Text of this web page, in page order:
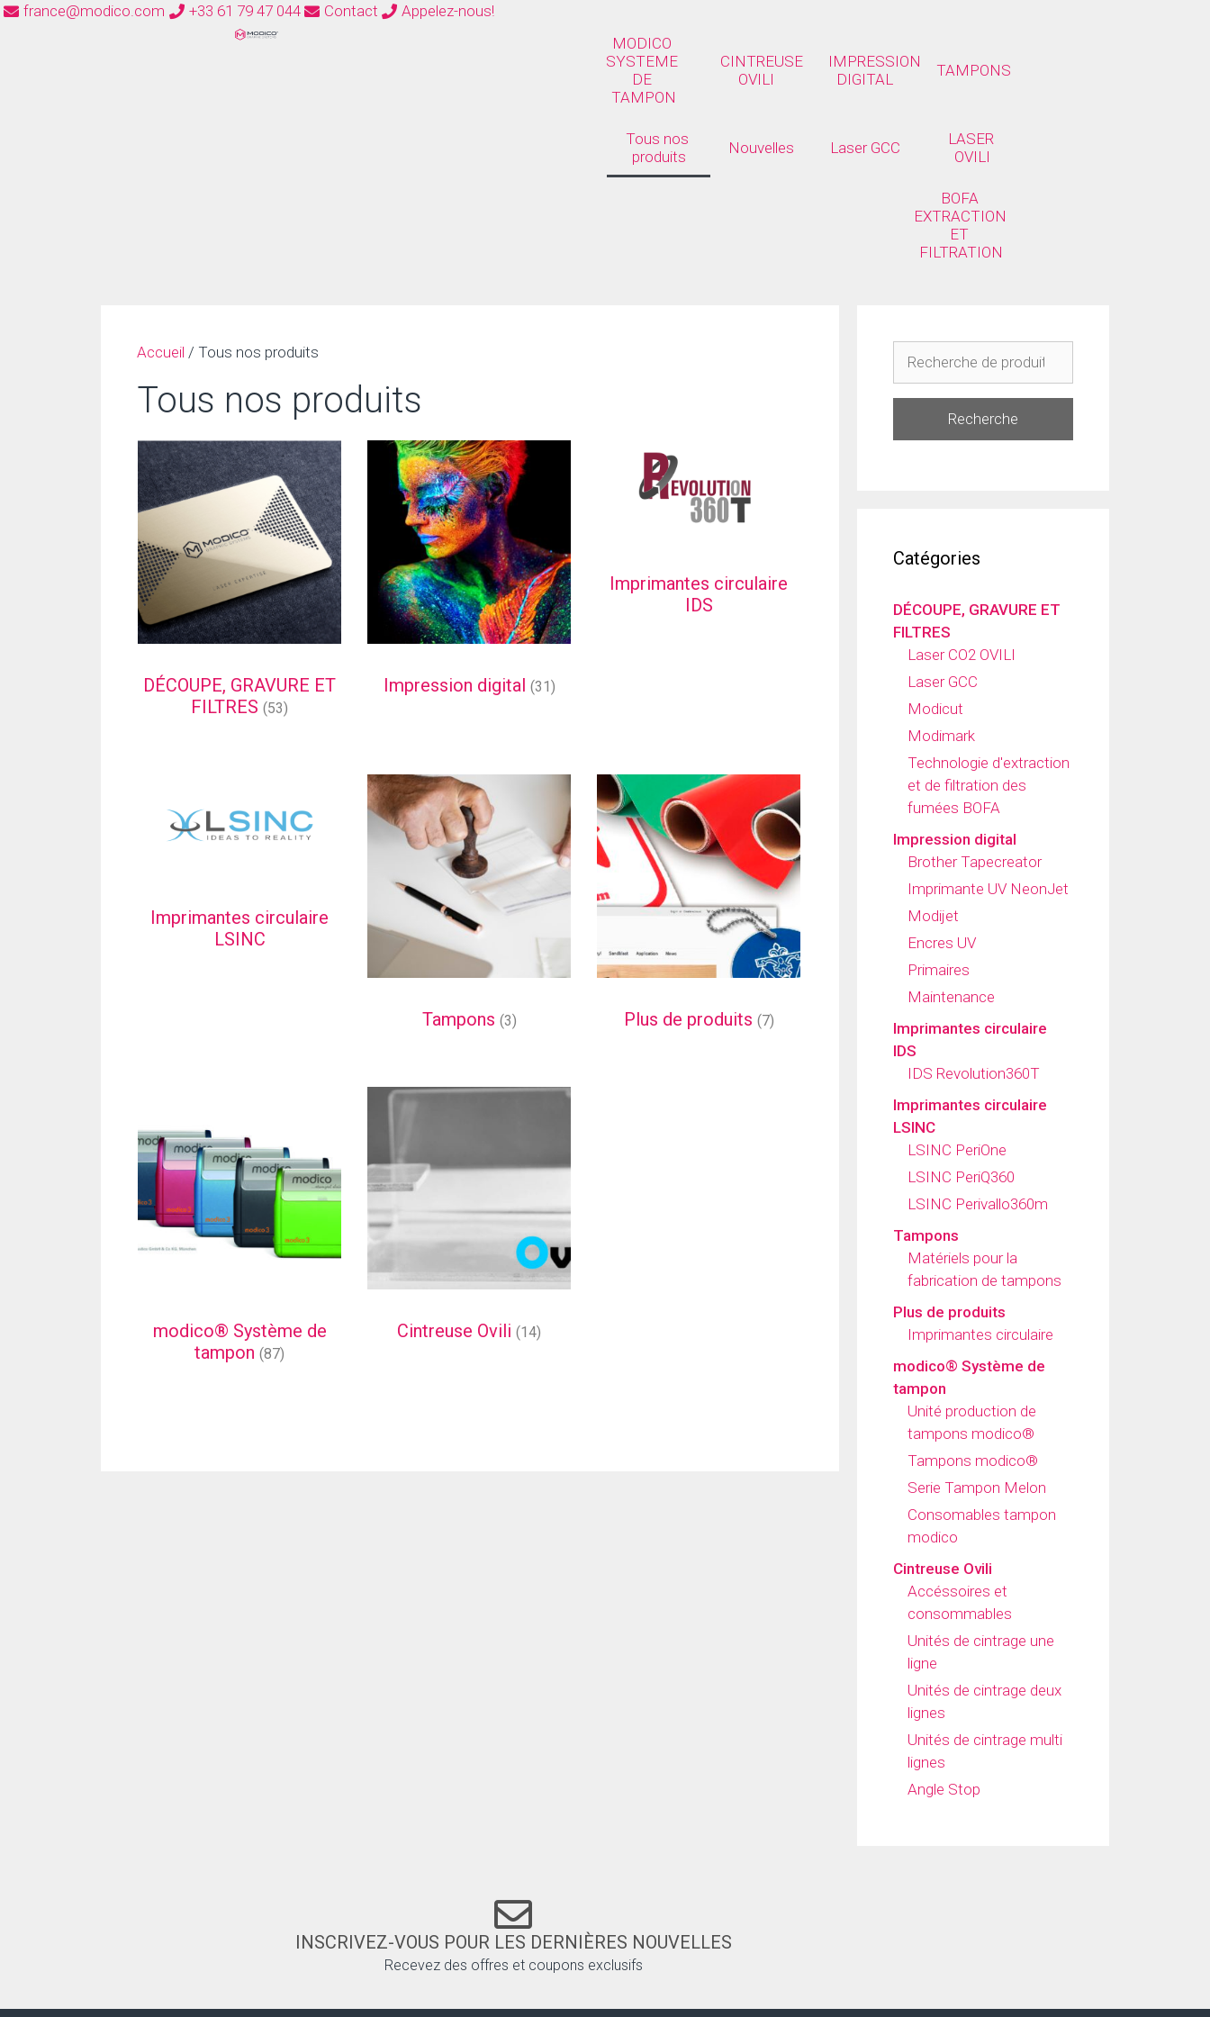
france@modico.com +33 61 79 47 044 Contact
Appelez-nous!
MODICO
SYSTEME
DE
TAMPON
CINTREUSE
OVILI
IMPRESSION
DIGITAL
TAMPONS
Tous nos
produits
Nouvelles Laser GCC
LASER
OVILI
BOFA
EXTRACTION
ET
FILTRATION
Accueil / Tous nos produits
Tous nos produits
DÉCOUPE, GRAVURE ET
FILTRES(53)
Impression digital (31)
Imprimantes circulaire
IDS
Imprimantes circulaire
LSINC
Tampons (3) Plus de produits (7)
modico® Système de
tampon(87)
Cintreuse Ovili(14)
Recherche
Catégories
DÉCOUPE, GRAVURE ET
FILTRES
Laser CO2 OVILI
Laser GCC
Modicut
Modimark
Technologie d'extraction
et de filtration des
fumées BOFA
Impression digital
Brother Tapecreator
Imprimante UV NeonJet
Modijet
Encres UV
Primaires
Maintenance
Imprimantes circulaire
IDS
IDS Revolution360T
Imprimantes circulaire
LSINC
LSINC PeriOne
LSINC PeriQ360
LSINC Perivallo360m
Tampons
Matériels pour la
fabrication de tampons
Plus de produits
Imprimantes circulaire
modico® Système de
tampon
Unité production de
tampons modico®
Tampons modico®
Serie Tampon Melon
Consomables tampon
modico
Cintreuse Ovili
Accéssoires et
consommables
Unités de cintrage une
ligne
Unités de cintrage deux
lignes
Unités de cintrage multi
lignes
Angle Stop
INSCRIVEZ-VOUS POUR LES DERNIÈRES NOUVELLES
Recevez des offres et coupons exclusifs